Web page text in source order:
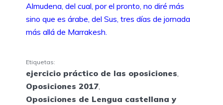
Almudena, del cual, por el pronto, no diré más
sino que es árabe, del Sus, tres días de jornada
más allá de Marrakesh.
Etiquetas:
ejercicio práctico de las oposiciones,
Oposiciones 2017,
Oposiciones de Lengua castellana y